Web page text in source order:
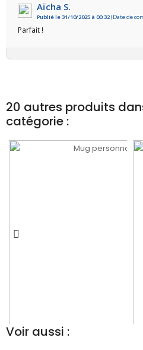
VOIR L'ATTESTATION
Aïcha S.
Publié le 31/10/2025 à 00:32(Date de
Parfait !
20 autres produits
catégorie :
Voir aussi :